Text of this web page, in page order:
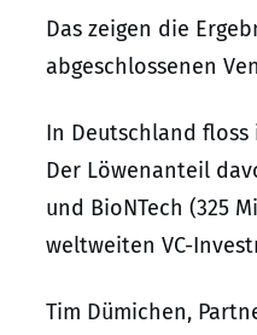
Das zeigen die
abgeschlossenen
In Deutschland
Der Löwenanteil
und BioNTech (325
weltweiten VC-
Tim Dümichen,